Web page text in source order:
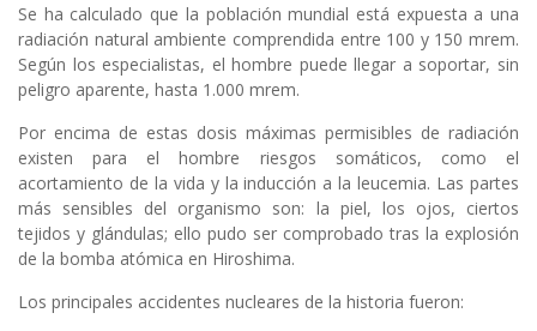
Se ha calculado que la población mundial está expuesta a una
radiación natural ambiente comprendida entre 100 y 150 mrem.
Según los especialistas, el hombre puede llegar a soportar, sin
peligro aparente, hasta 1.000 mrem.
Por encima de estas dosis máximas permisibles de radiación
existen para el hombre riesgos somáticos, como el
acortamiento de la vida y la inducción a la leucemia. Las partes
más sensibles del organismo son: la piel, los ojos, ciertos
tejidos y glándulas; ello pudo ser comprobado tras la explosión
de la bomba atómica en Hiroshima.
Los principales accidentes nucleares de la historia fueron: